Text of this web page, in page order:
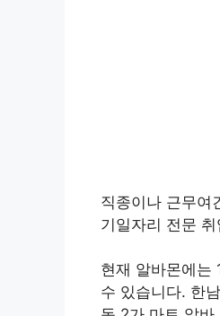
직종이나 근무여
기일자리 전문
현재 알바몬에는
수 있습니다. 한